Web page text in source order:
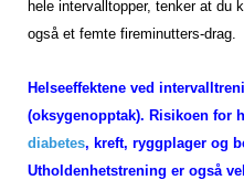
hele intervalltopper, tenker at du
også et femte fireminutters-drag.
Helseeffektene ved
(oksygenopptak). Risikoen for
diabetes, kreft, ryggplager og
Utholdenhetstrening er også